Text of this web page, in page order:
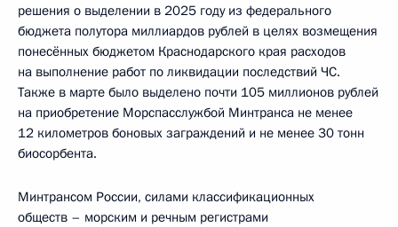
решения о выделении в 2025 году из федерального
бюджета полутора миллиардов рублей в целях возмещения
понесённых бюджетом Краснодарского края расходов
на выполнение работ по ликвидации последствий ЧС.
Также в марте было выделено почти 105 миллионов рублей
на приобретение Морспасслужбой Минтранса не менее
12 километров боновых заграждений и не менее 30 тонн
биосорбента.
Минтрансом России, силами классификационных
обществ – морским и речным регистрами